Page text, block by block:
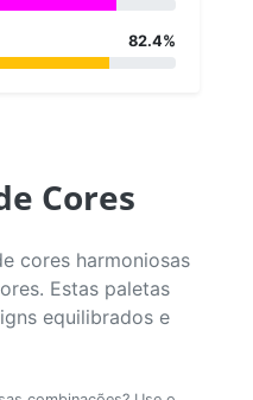
82.4%
Cores
cores harmoniosas
Estas paletas
equilibrados e